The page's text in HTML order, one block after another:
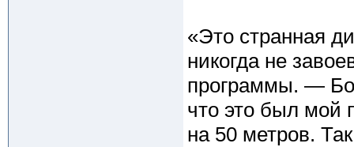
«Это странная
никогда не
программы. —
что это был мой
на 50 метров.